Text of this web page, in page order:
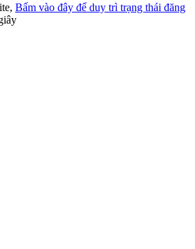
Bấm vào đây để duy trì trạng thái đăng